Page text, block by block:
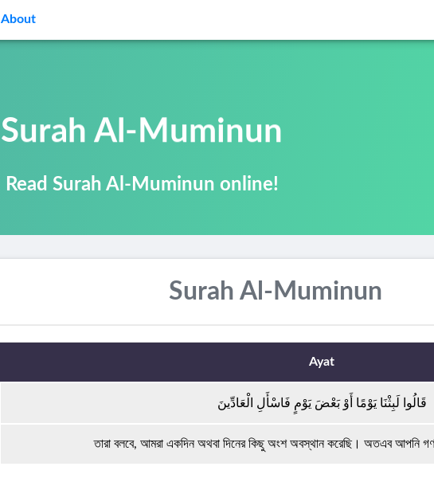
About
Surah Al-Muminun
Read Surah Al-Muminun online!
Surah Al-Muminun
Ayat
قَالُوا لَبِثْنَا يَوْمًا أَوْ بَعْضَ يَوْمٍ فَاسْأَلِ الْعَادِّينَ
তারা বলবে, আমরা একদিন অথবা দিনের কিছু অংশ অবস্থান করেছি। অতএব আপনি